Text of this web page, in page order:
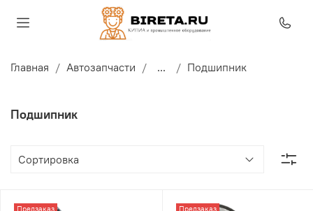
Главная Автозапчасти ... Подшипник
Подшипник